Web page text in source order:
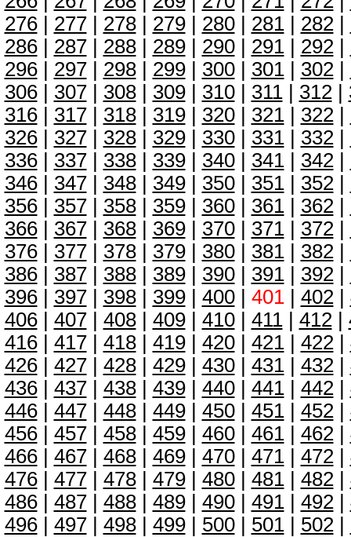
276| 277| 278| 279| 280| 281| 282|
286| 287| 288| 289| 290| 291| 292|
296| 297| 298| 299| 300| 301| 302|
306| 307| 308| 309| 310| 311| 312|
316| 317| 318| 319| 320| 321| 322|
326| 327| 328| 329| 330| 331| 332|
336| 337| 338| 339| 340| 341| 342|
346| 347| 348| 349| 350| 351| 352|
356| 357| 358| 359| 360| 361| 362|
366| 367| 368| 369| 370| 371| 372|
376| 377| 378| 379| 380| 381| 382|
386| 387| 388| 389| 390| 391| 392|
396| 397| 398| 399| 400| 401| 402|
406| 407| 408| 409| 410| 411| 412|
416| 417| 418| 419| 420| 421| 422|
426| 427| 428| 429| 430| 431| 432|
436| 437| 438| 439| 440| 441| 442|
446| 447| 448| 449| 450| 451| 452|
456| 457| 458| 459| 460| 461| 462|
466| 467| 468| 469| 470| 471| 472|
476| 477| 478| 479| 480| 481| 482|
486| 487| 488| 489| 490| 491| 492|
496| 497| 498| 499| 500| 501| 502|